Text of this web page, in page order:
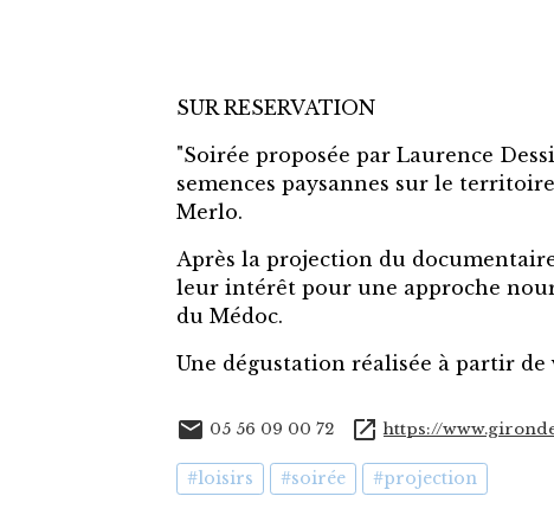
SUR RESERVATION
"Soirée proposée par Laurence
semences paysannes sur le
Merlo.
Après la projection du
leur intérêt pour une approche
du Médoc.
Une dégustation réalisée à partir de
05 56 09 00 72 https://
#loisirs #soirée #projection